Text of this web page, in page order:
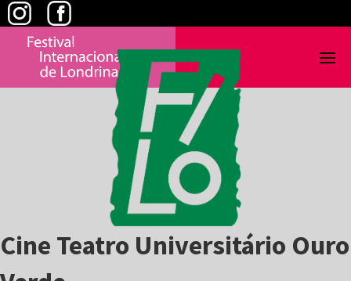
Skip
to
content
Cine Teatro Universitário Ouro